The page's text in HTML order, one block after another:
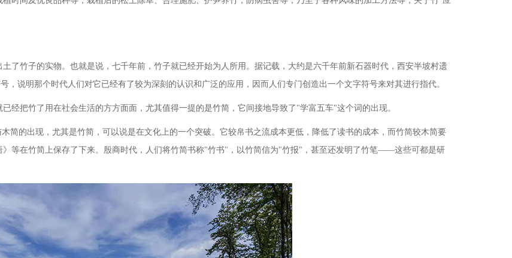
了竹子的实物。也就是说，七千年前，竹子就已经开始为人所用。据记载，大约是六千年前新石器时代，西安半坡村遗
说明那个时代人们对它已经有了较为深刻的认识和广泛的应用，因而人们专门创造出一个文字符号来对其进行指代。
经把竹了用在社会生活的方方面面，尤其值得一提的是竹简，它间接地导致了 "学富五车"这个词的出现。
简的出现，尤其是竹简，可以说是在文化上的一个突破。它较帛书之流成本更低，降低了读书的成本，而竹简较木简要
等在竹简上保存了下来。殷商时代，人们将竹简书称"竹书"，以竹简信为"竹报"，甚至还发明了竹笔——这些可都是研